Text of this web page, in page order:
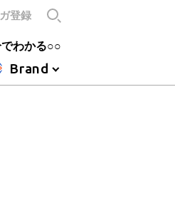
でわかる○○
Brand
登録